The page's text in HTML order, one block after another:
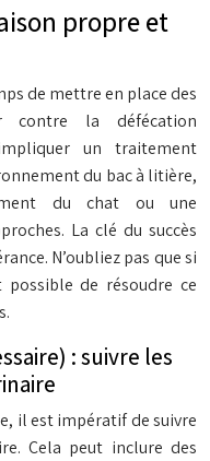
propre et
de mettre en place des
contre la défécation
un traitement
du bac à litière,
du chat ou une
La clé du succès
N’oubliez pas que si
de résoudre ce
: suivre les
il est impératif de suivre
Cela peut inclure des